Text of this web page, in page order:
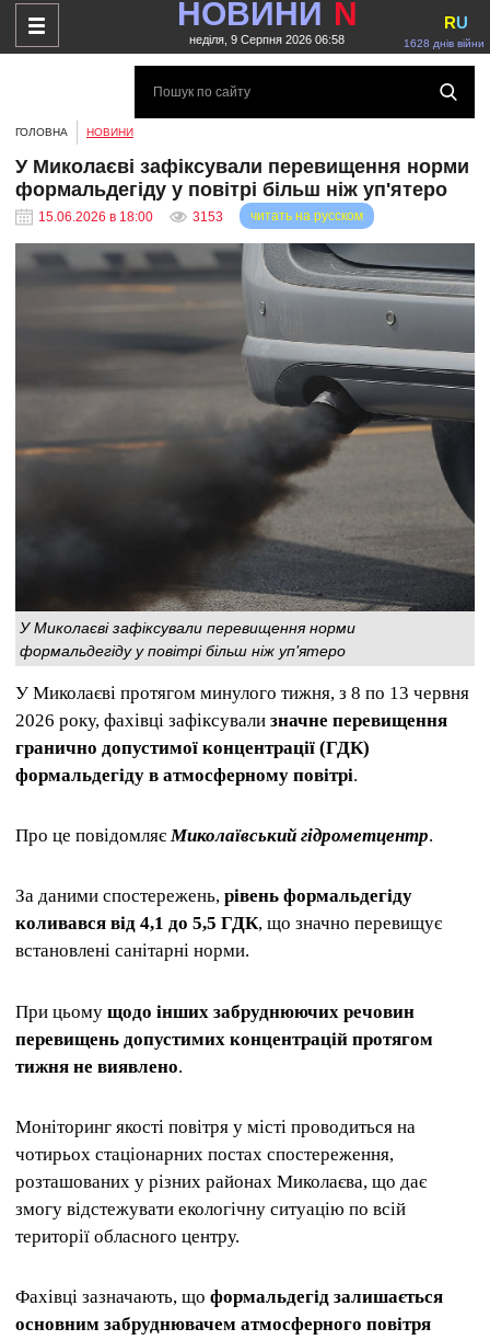
НОВИНИ N
неділя, 9 Серпня 2026 06:58 1628 днів війни
RU
ГОЛОВНА НОВИНИ
У Миколаєві зафіксували перевищення норми
формальдегіду у повітрі більш ніж уп'ятеро
15.06.2026 в 18:00 3153 читать на русском
У Миколаєві зафіксували перевищення норми
формальдегіду у повітрі більш ніж уп'ятеро
У Миколаєві протягом минулого тижня, з 8 по 13 червня
2026 року, фахівці зафіксували значне перевищення
гранично допустимої концентрації (ГДК)
формальдегіду в атмосферному повітрі.
Про це повідомляєМиколаївський гідрометцентр.
За даними спостережень, рівень формальдегіду
коливався від 4,1 до 5,5 ГДК, що значно перевищує
встановлені санітарні норми.
При цьому щодо інших забруднюючих речовин
перевищень допустимих концентрацій протягом
тижня не виявлено.
Моніторинг якості повітря у місті проводиться на
чотирьох стаціонарних постах спостереження,
розташованих у різних районах Миколаєва, що дає
змогу відстежувати екологічну ситуацію по всій
території обласного центру.
Фахівці зазначають, що формальдегід залишається
основним забруднювачем атмосферного повітря